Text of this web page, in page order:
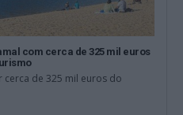
com cerca de 325 mil euros
cerca de 325 mil euros do